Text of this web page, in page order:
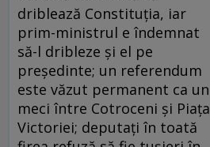
driblează Constituţia, iar
prim-ministrul e îndemnat
să-l dribleze şi el pe
preşedinte; un referendum
este văzut permanent ca un
meci între Cotroceni şi Piaţa
Victoriei; deputaţi în toată